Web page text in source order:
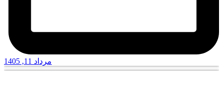
مرداد 11, 1405